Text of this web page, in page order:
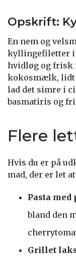
Opskrift:
En nem og
kyllingefiletter i
hvidløg og
kokosmælk, lidt
lad det simre i
basmatiris og
Flere
Hvis du er på
mad, der er let
Pasta med
bland den
Grillet